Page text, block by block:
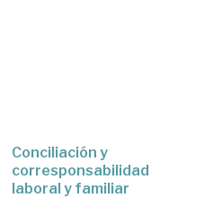
Conciliación y
corresponsabilidad
laboral y familiar